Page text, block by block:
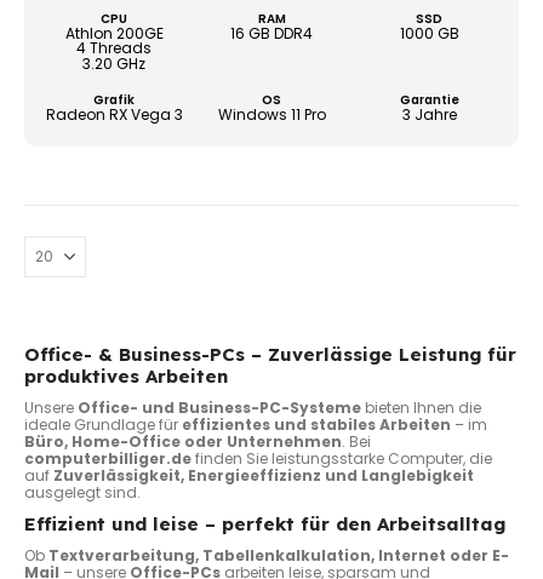
CPU
Athlon 200GE
4 Threads
3.20 GHz
RAM
16 GB DDR4
SSD
1000 GB
Grafik
Radeon RX Vega 3
OS
Windows 11 Pro
Garantie
3 Jahre
Office- & Business-PCs – Zuverlässige Leistung für
produktives Arbeiten
Unsere Office- und Business-PC-Systeme bieten Ihnen die
ideale Grundlage für effizientes und stabiles Arbeiten – im
Büro, Home-Office oder Unternehmen. Bei
computerbilliger.definden Sie leistungsstarke Computer, die
auf Zuverlässigkeit, Energieeffizienz und Langlebigkeit
ausgelegt sind.
Effizient und leise – perfekt für den Arbeitsalltag
Ob Textverarbeitung, Tabellenkalkulation, Internet oder E-
Mail – unsere Office-PCs arbeiten leise, sparsam und